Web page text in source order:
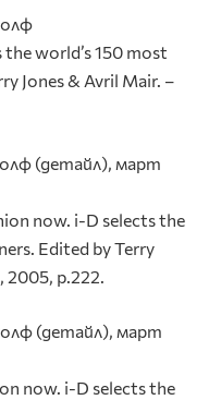
world’s 150 most
Jones & Avril Mair. –
(детайл), март
now. i-D selects the
Edited by Terry
2005, p.222.
(детайл), март
now. i-D selects the